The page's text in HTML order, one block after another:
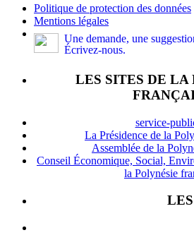
Politique de protection des données
Mentions légales
Une demande, une
Écrivez-nous.
LES SITES DE LA
service-
La Présidence de la
Assemblée de la
Conseil Économique, Social,
la Polynésie